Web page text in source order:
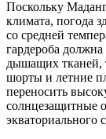
Поскольку
климата, погода
со средней
гардероба должна
дышащих тканей,
шорты и летние
переносить
солнцезащитные
экваториального